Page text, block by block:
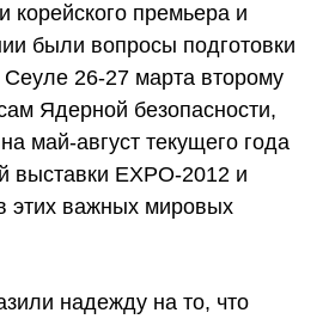
корейского премьера и
были вопросы подготовки
26-27 марта второму
Ядерной безопасности,
май-август текущего года
выставки EXPO-2012 и
этих важных мировых
надежду на то, что